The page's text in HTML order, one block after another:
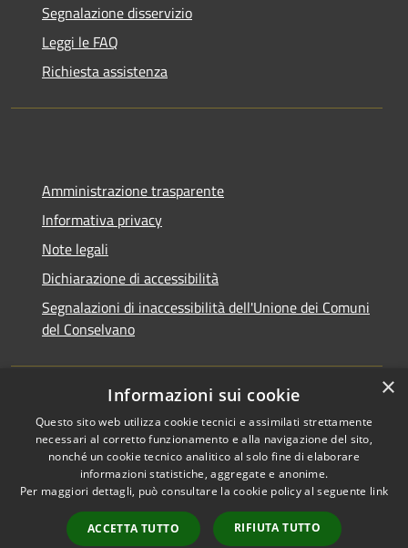
Segnalazione disservizio
Leggi le FAQ
Richiesta assistenza
Amministrazione trasparente
Informativa privacy
Note legali
Dichiarazione di accessibilità
Segnalazioni di inaccessibilità dell'Unione dei Comuni
del Conselvano
Accessibilità
Copyright © 2026 • Unione dei
Comuni del Conselvano •
Powered byMunicipium
×
Informazioni sui cookie
Questo sito web utilizza cookie tecnici e assimilati strettamente
necessari al corretto funzionamento e alla navigazione del sito,
nonché un cookie tecnico analitico al solo fine di elaborare
informazioni statistiche, aggregate e anonime.
Per maggiori dettagli, può consultare la cookie policy al seguente link
ACCETTA TUTTO RIFIUTA TUTTO